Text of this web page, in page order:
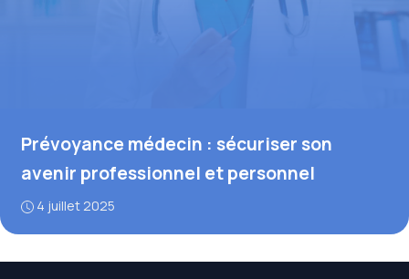
Prévoyance médecin : sécuriser son
avenir professionnel et personnel
4 juillet 2025